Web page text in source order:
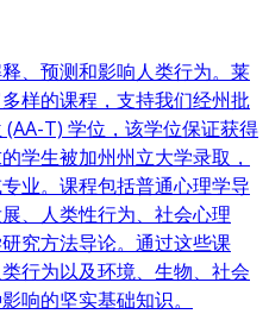
、预测和影响人类行为。莱
样的课程，支持我们经州批
T) 学位，该学位保证获得
学生被加州州立大学录取，
业。课程包括普通心理学导
、人类性行为、社会心理
究方法导论。通过这些课
行为以及环境、生物、社会
响的坚实基础知识。